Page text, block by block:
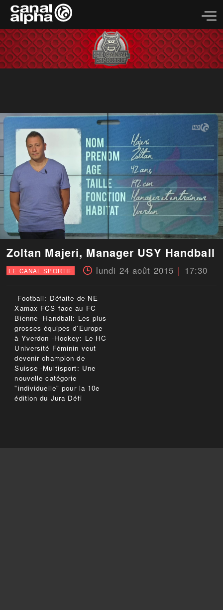
Zoltan Majeri, Manager USY Handball
LE CANAL SPORTIF lundi 24 août 2015 17:30
-Football: Défaite de NE
Xamax FCS face au FC
Bienne -Handball: Les plus
grosses équipes d'Europe
à Yverdon -Hockey: Le HC
Université Féminin veut
devenir champion de
Suisse -Multisport: Une
nouvelle catégorie
"individuelle" pour la 10e
édition du Jura Défi